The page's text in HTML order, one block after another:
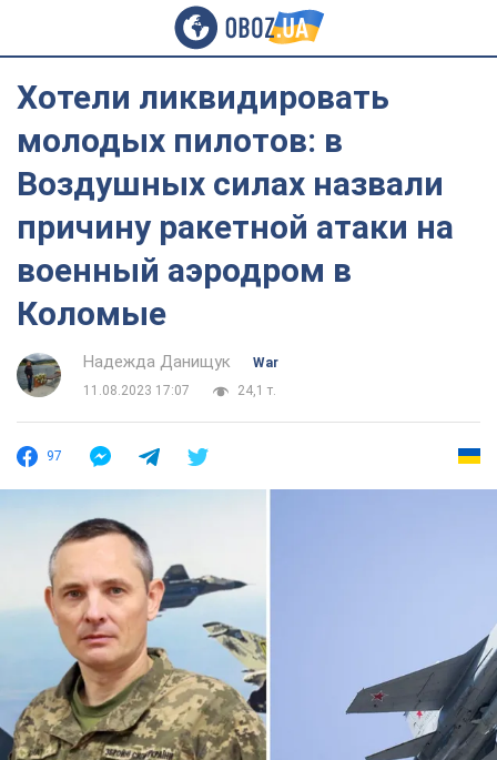
Хотели ликвидировать
молодых пилотов: в
Воздушных силах назвали
причину ракетной атаки на
военный аэродром в
Коломые
Надежда Данищук
War
11.08.2023 17:07
24,1 т.
97